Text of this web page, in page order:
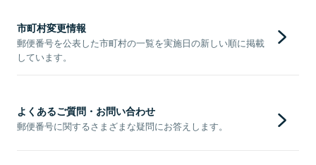
市町村変更情報
郵便番号を公表した市町村の一覧を実施日の新しい順に掲載
しています。
よくあるご質問・お問い合わせ
郵便番号に関するさまざまな疑問にお答えします。